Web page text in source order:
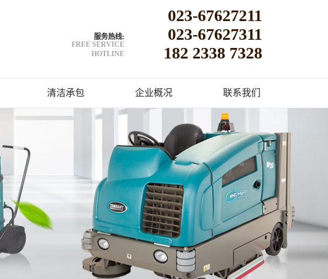
服务热线:
FREE SERVICE
HOTLINE
023-67627211
023-67627311
182 2338 7328
清洁承包 企业概况 联系我们